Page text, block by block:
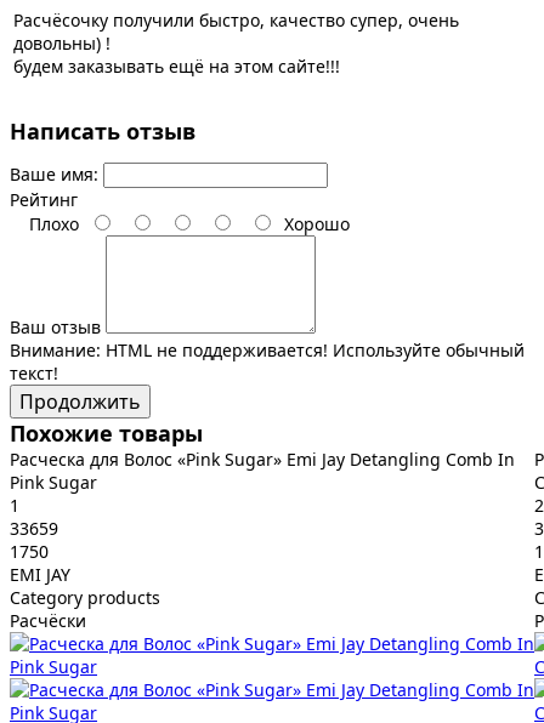
Расчёсочку получили быстро, качество супер, очень
довольны) !
будем заказывать ещё на этом сайте!!!
Написать отзыв
Ваше имя:
Рейтинг
Плохо
Хорошо
Ваш отзыв
Внимание: HTML не поддерживается! Используйте обычный
текст!
Продолжить
Похожие товары
Расческа для Волос «Pink Sugar» Emi Jay Detangling Comb In
Pink Sugar
1
33659
1750
EMI JAY
Category products
Расчёски
2